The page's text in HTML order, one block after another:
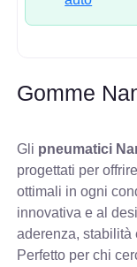
Gomme
Gli pneumatici
progettati per
ottimali in ogni
innovativa e al
aderenza, stabilità
Perfetto per chi